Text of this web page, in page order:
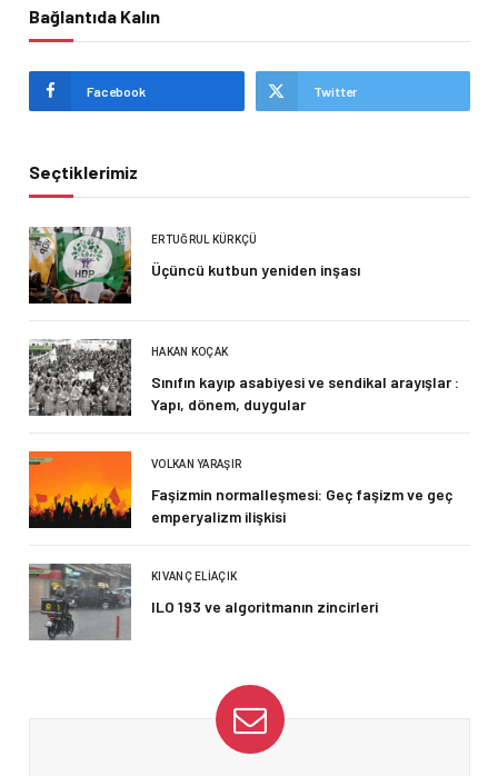
Bağlantıda Kalın
Facebook Twitter
Seçtiklerimiz
ERTUĞRUL KÜRKÇÜ
Üçüncü kutbun yeniden inşası
HAKAN KOÇAK
Sınıfın kayıp asabiyesi ve sendikal arayışlar :
Yapı, dönem, duygular
VOLKAN YARAŞIR
Faşizmin normalleşmesi: Geç faşizm ve geç
emperyalizm ilişkisi
KIVANÇ ELIAÇIK
ILO 193 ve algoritmanın zincirleri